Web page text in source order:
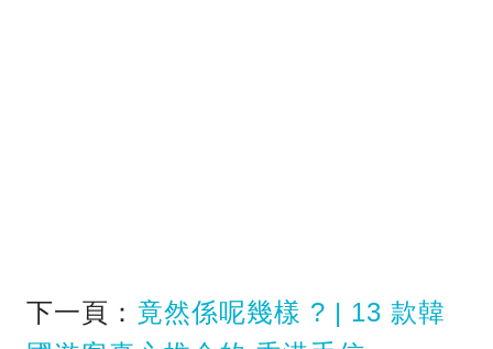
下一頁： 竟然係呢幾樣 ? | 13 款韓